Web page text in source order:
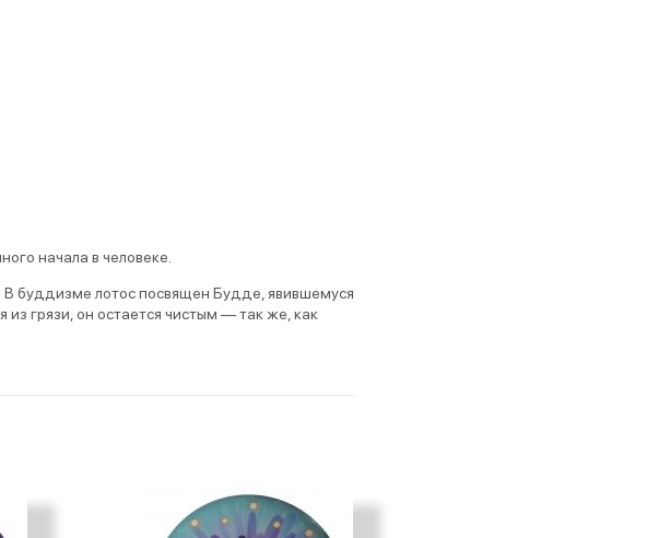
начала в человеке.
буддизме лотос посвящен Будде, явившемуся
из грязи, он остается чистым — так же, как